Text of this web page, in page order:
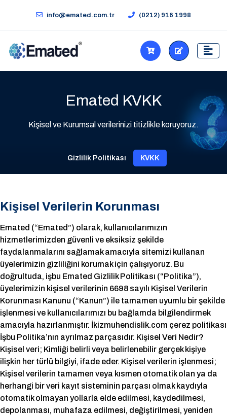
info@emated.com.tr (0212) 916 1998
Emated KVKK
Kişisel ve Kurumsal verilerinizi titizlikle koruyoruz.
Gizlilik Politikası KVKK
Kişisel Verilerin Korunması
Emated (“Emated”) olarak, kullanıcılarımızın
hizmetlerimizden güvenli ve eksiksiz şekilde
faydalanmalarını sağlamak amacıyla sitemizi kullanan
üyelerimizin gizliliğini korumak için çalışıyoruz. Bu
doğrultuda, işbu Emated Gizlilik Politikası (“Politika”),
üyelerimizin kişisel verilerinin 6698 sayılı Kişisel Verilerin
Korunması Kanunu (“Kanun”) ile tamamen uyumlu bir şekilde
işlenmesi ve kullanıcılarımızı bu bağlamda bilgilendirmek
amacıyla hazırlanmıştır. İkizmuhendislik.com çerez politikası
İşbu Politika’nın ayrılmaz parçasıdır. Kişisel Veri Nedir?
Kişisel veri; Kimliği belirli veya belirlenebilir gerçek kişiye
ilişkin her türlü bilgiyi, ifade eder. Kişisel verilerin işlenmesi;
Kişisel verilerin tamamen veya kısmen otomatik olan ya da
herhangi bir veri kayıt sisteminin parçası olmak kaydıyla
otomatik olmayan yollarla elde edilmesi, kaydedilmesi,
depolanması, muhafaza edilmesi, değiştirilmesi, yeniden